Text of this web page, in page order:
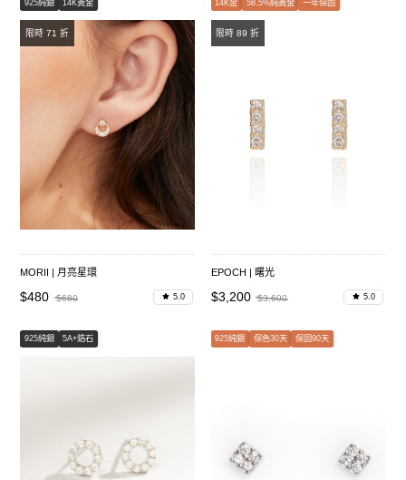
限時 71 折
925純銀 14K黃金
MORII | 月亮星環
$480 $680 5.0
限時 89 折
14K金 58.5%純黃金 一年保固
EPOCH | 曙光
$3,200 $3,600 5.0
925純銀 5A+鋯石 925純銀 保色30天 保固90天